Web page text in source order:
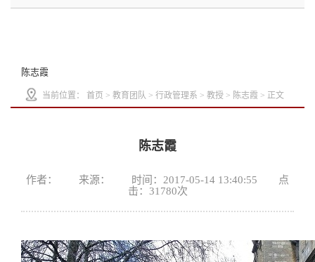
陈志霞
当前位置： 首页 > 教育团队 > 行政管理系 > 教授 > 陈志霞 > 正文
陈志霞
作者： 来源： 时间：2017-05-14 13:40:55 点
击： 31780次